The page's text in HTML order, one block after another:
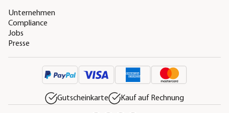
Unternehmen
Compliance
Jobs
Presse
Gutscheinkarte Kauf auf Rechnung